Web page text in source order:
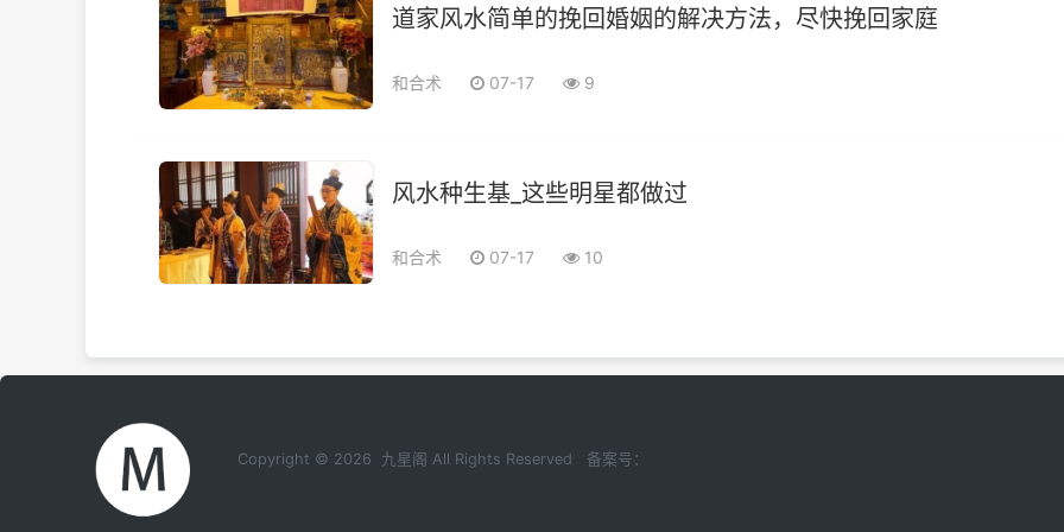
道家风水简单的挽回婚姻的解决方法，尽快挽回家庭
和合术 07-17 9
风水种生基_这些明星都做过
和合术 07-17 10
Copyright © 2026 九星阁 All Rights Reserved 备案号：